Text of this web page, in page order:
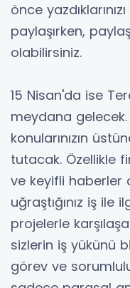
önce
paylaşırken,
olabilirsiniz.
15 Nisan'da ise
meydana
konularınızın
tutacak. Özellikle
ve keyifli haberler
uğraştığınız iş ile
projelerle
sizlerin iş yükünü
görev ve